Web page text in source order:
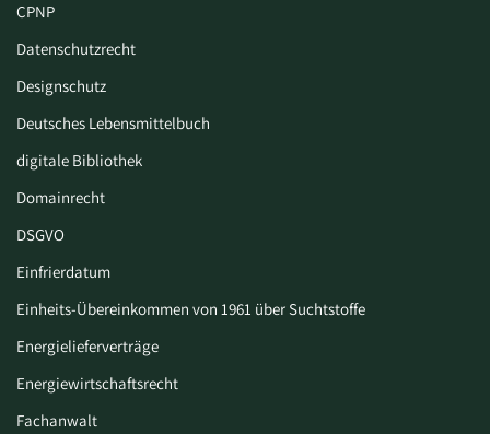
CPNP
Datenschutzrecht
Designschutz
Deutsches Lebensmittelbuch
digitale Bibliothek
Domainrecht
DSGVO
Einfrierdatum
Einheits-Übereinkommen von 1961 über Suchtstoffe
Energielieferverträge
Energiewirtschaftsrecht
Fachanwalt